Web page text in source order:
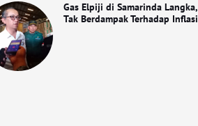
Gas Elpiji di Samarinda Langka,
Tak Berdampak Terhadap Inflasi